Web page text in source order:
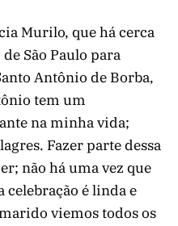
Murilo, que há cerca
São Paulo para
Antônio de Borba,
tem um
na minha vida;
Fazer parte dessa
não há uma vez que
celebração é linda e
viemos todos os